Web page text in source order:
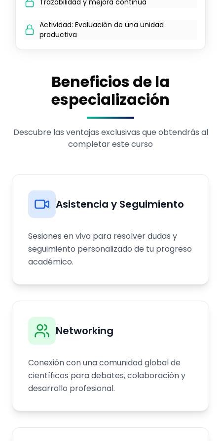
Trazabilidad y mejora continua
Actividad: Evaluación de una unidad
productiva
Beneficios de la
especialización
Descubre las ventajas exclusivas que obtendrás al
completar este curso
Asistencia y Seguimiento
Sesiones en vivo para resolver dudas y
seguimiento personalizado de tu progreso
académico.
Networking
Conexión con una comunidad global de
científicos para debates, colaboración y
desarrollo profesional.